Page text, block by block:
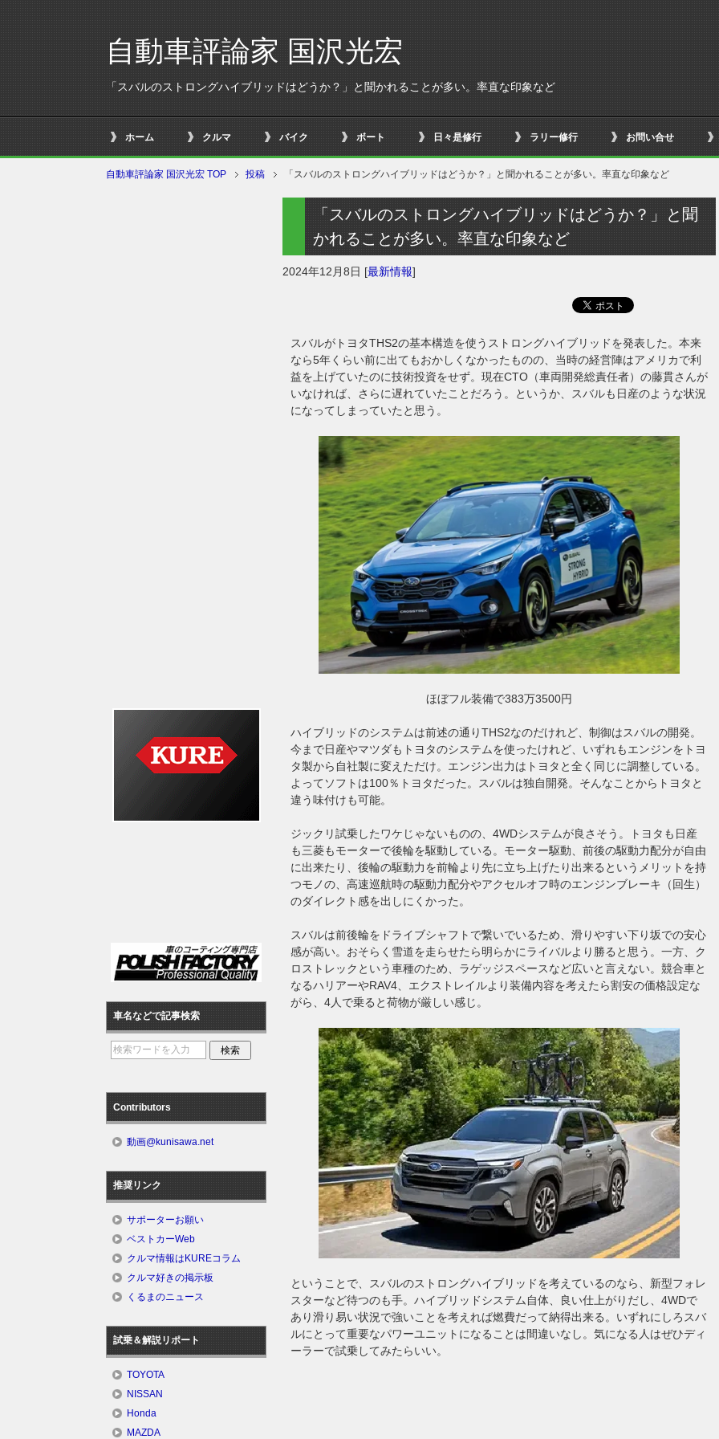
自動車評論家 国沢光宏
「スバルのストロングハイブリッドはどうか？」と聞かれることが多い。率直な印象など
ホーム クルマ バイク ボート 日々是修行 ラリー修行 お問い合せ
自動車評論家 国沢光宏 TOP 投稿 「スバルのストロングハイブリッドはどうか？」と聞かれることが多い。率直な印象など
「スバルのストロングハイブリッドはどうか？」と聞
かれることが多い。率直な印象など
2024年12月8日 [最新情報]
スバルがトヨタTHS2の基本構造を使うストロングハイブリッドを発表した。本来
なら5年くらい前に出てもおかしくなかったものの、当時の経営陣はアメリカで利
益を上げていたのに技術投資をせず。現在CTO（車両開発総責任者）の藤貫さんが
いなければ、さらに遅れていたことだろう。というか、スバルも日産のような状況
になってしまっていたと思う。
ほぼフル装備で383万3500円
ハイブリッドのシステムは前述の通りTHS2なのだけれど、制御はスバルの開発。
今まで日産やマツダもトヨタのシステムを使ったけれど、いずれもエンジンをトヨ
タ製から自社製に変えただけ。エンジン出力はトヨタと全く同じに調整している。
よってソフトは100％トヨタだった。スバルは独自開発。そんなことからトヨタと
違う味付けも可能。
ジックリ試乗したワケじゃないものの、4WDシステムが良さそう。トヨタも日産
も三菱もモーターで後輪を駆動している。モーター駆動、前後の駆動力配分が自由
に出来たり、後輪の駆動力を前輪より先に立ち上げたり出来るというメリットを持
つモノの、高速巡航時の駆動力配分やアクセルオフ時のエンジンブレーキ（回生）
のダイレクト感を出しにくかった。
スバルは前後輪をドライブシャフトで繋いでいるため、滑りやすい下り坂での安心
感が高い。おそらく雪道を走らせたら明らかにライバルより勝ると思う。一方、ク
ロストレックという車種のため、ラゲッジスペースなど広いと言えない。競合車と
なるハリアーやRAV4、エクストレイルより装備内容を考えたら割安の価格設定な
がら、4人で乗ると荷物が厳しい感じ。
ということで、スバルのストロングハイブリッドを考えているのなら、新型フォレ
スターなど待つのも手。ハイブリッドシステム自体、良い仕上がりだし、4WDで
あり滑り易い状況で強いことを考えれば燃費だって納得出来る。いずれにしろスバ
ルにとって重要なパワーユニットになることは間違いなし。気になる人はぜひディ
ーラーで試乗してみたらいい。
車名などで記事検索
Contributors
動画@kunisawa.net
推奨リンク
サポーターお願い
ベストカーWeb
クルマ情報はKUREコラム
クルマ好きの掲示板
くるまのニュース
試乗＆解説リポート
TOYOTA
NISSAN
Honda
MAZDA